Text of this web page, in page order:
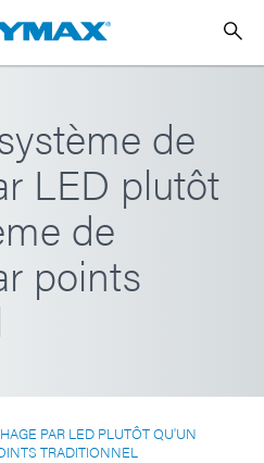
de
LED plutôt
de
points
PAR LED PLUTÔT QU'UN
TRADITIONNEL